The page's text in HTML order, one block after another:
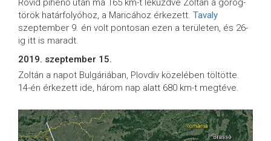
Rövid pihenő után ma 165 km-t leküzdve Zoltán a görög-
török határfolyóhoz, a Maricához érkezett. Tavaly
szeptember 9. én volt pontosan ezen a területen, és 26-
ig itt is maradt.
2019. szeptember 15.
Zoltán a napot Bulgáriában, Plovdiv közelében töltötte.
14-én érkezett ide, három nap alatt 680 km-t megtéve.